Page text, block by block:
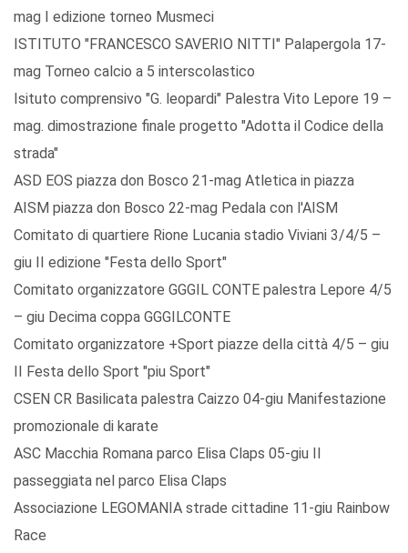
mag I edizione torneo Musmeci
ISTITUTO "FRANCESCO SAVERIO NITTI" Palapergola 17-
mag Torneo calcio a 5 interscolastico
Isituto comprensivo "G. leopardi" Palestra Vito Lepore 19 –
mag. dimostrazione finale progetto "Adotta il Codice della
strada"
ASD EOS piazza don Bosco 21-mag Atletica in piazza
AISM piazza don Bosco 22-mag Pedala con l'AISM
Comitato di quartiere Rione Lucania stadio Viviani 3/4/5 –
giu II edizione "Festa dello Sport"
Comitato organizzatore GGGIL CONTE palestra Lepore 4/5
– giu Decima coppa GGGILCONTE
Comitato organizzatore +Sport piazze della città 4/5 – giu
II Festa dello Sport "piu Sport"
CSEN CR Basilicata palestra Caizzo 04-giu Manifestazione
promozionale di karate
ASC Macchia Romana parco Elisa Claps 05-giu II
passeggiata nel parco Elisa Claps
Associazione LEGOMANIA strade cittadine 11-giu Rainbow
Race